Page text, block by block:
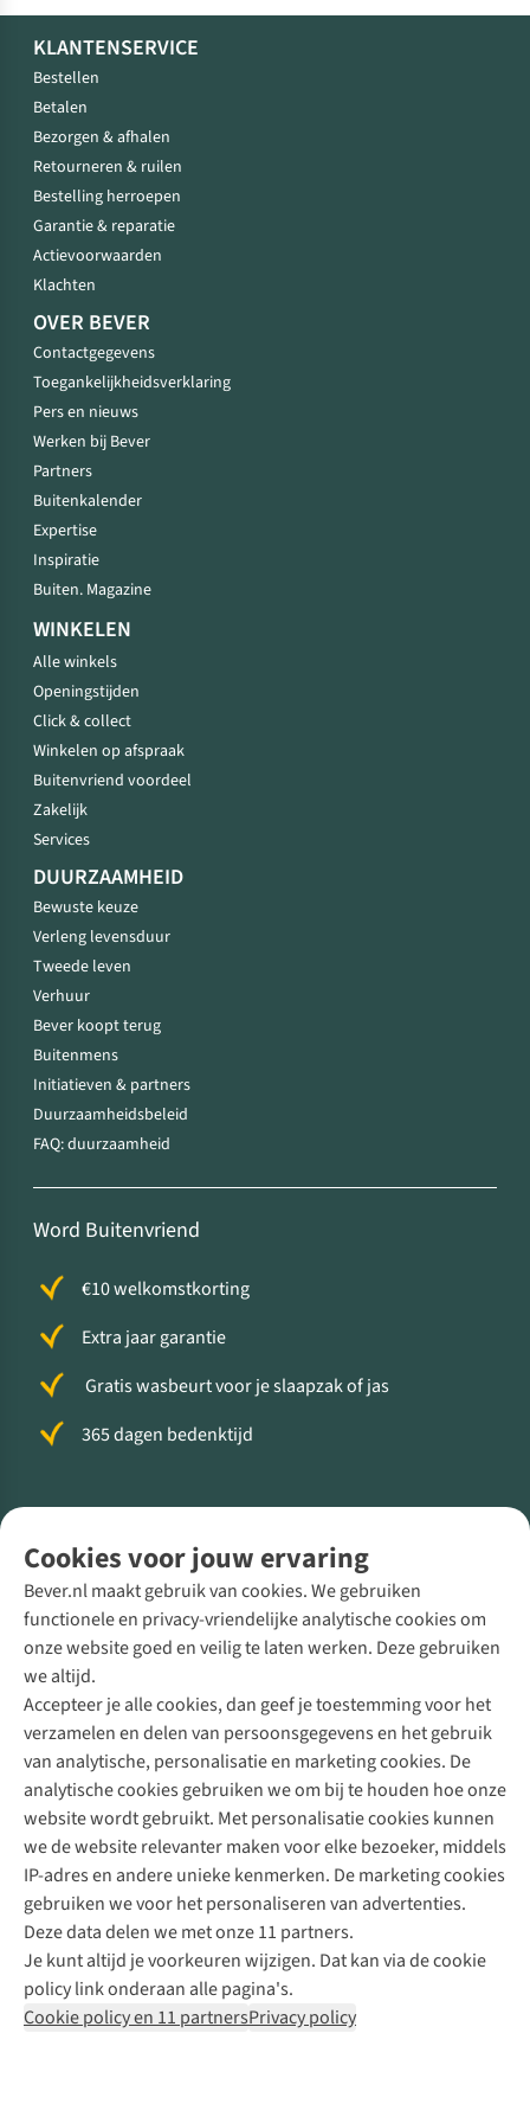
Cookies voor jouw ervaring
Bever.nl maakt gebruik van cookies. We gebruiken
functionele en privacy-vriendelijke analytische cookies om
onze website goed en veilig te laten werken. Deze gebruiken
we altijd.
Accepteer je alle cookies, dan geef je toestemming voor het
verzamelen en delen van persoonsgegevens en het gebruik
van analytische, personalisatie en marketing cookies. De
analytische cookies gebruiken we om bij te houden hoe onze
website wordt gebruikt. Met personalisatie cookies kunnen
we de website relevanter maken voor elke bezoeker, middels
IP-adres en andere unieke kenmerken. De marketing cookies
gebruiken we voor het personaliseren van advertenties.
Deze data delen we met onze 11 partners.
Je kunt altijd je voorkeuren wijzigen. Dat kan via de cookie
policy link onderaan alle pagina's.
Cookie policy en 11 partnersPrivacy policy
KLANTENSERVICE
Bestellen
Betalen
Bezorgen & afhalen
Retourneren & ruilen
Bestelling herroepen
Garantie & reparatie
Actievoorwaarden
Klachten
OVER BEVER
Contactgegevens
Toegankelijkheidsverklaring
Pers en nieuws
Werken bij Bever
Partners
Buitenkalender
Expertise
Inspiratie
Buiten. Magazine
WINKELEN
Alle winkels
Openingstijden
Click & collect
Winkelen op afspraak
Buitenvriend voordeel
Zakelijk
Services
DUURZAAMHEID
Bewuste keuze
Verleng levensduur
Tweede leven
Verhuur
Bever koopt terug
Buitenmens
Initiatieven & partners
Duurzaamheidsbeleid
FAQ: duurzaamheid
Word Buitenvriend
€10 welkomstkorting
Extra jaar garantie
Gratis wasbeurt voor je slaapzak of jas
365 dagen bedenktijd
Direct advies van een Buitenexpert
+31 (0)85 888 50 88
+31 6 12 28 49 80
Contactformulier